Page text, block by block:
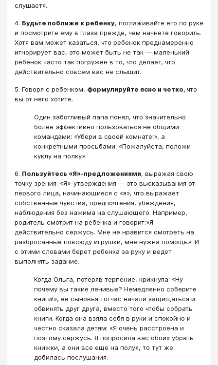
слушает».
4. Будьте поближе к ребенку, поглаживайте его по руке
и посмотрите ему в глаза прежде, чем начнете говорить.
Хотя вам может казаться, что ребенок преднамеренно
игнорирует вас, это может быть не так — маленький
ребенок часто так погружен в то, что делает, что
действительно совсем вас не слышит.
5. Говоря с ребенком, формулируйте ясно и четко, что
вы от него хотите.
Один заботливый папа понял, что значительно
более эффективно пользоваться не общими
командами: «Убери в своей комнате!», а
конкретными просьбами: «Пожалуйста, положи
куклу на полку».
6. Пользуйтесь «Я»-предложениями, выражая свою
точку зрения. «Я»-утверждения — это высказывания от
первого лица, начинающиеся с «я», что выражает
собственные чувства, предпочтения, убеждения,
наблюдения без нажима на слушающего. Например,
родитель смотрит на ребенка и говорит:»Я
действительно сержусь. Мне не нравится смотреть на
разбросанные повсюду игрушки, мне нужна помощь». И
с этими словами берет ребенка за руку и ведет
выполнять задание.
Когда Ольга, потеряв терпение, крикнула: «Ну
почему вы такие ленивые? Немедленно соберите
книги!», ее сыновья тотчас начали защищаться и
обвинять друг друга, вместо того чтобы собрать
книги. Когда она взяла себя в руки и спокойно и
честно сказала детям: «Я очень расстроена и
поэтому сержусь. Я попросила вас обоих убрать
книжки, а они все еще на полу», то тут же
добилась послушания.